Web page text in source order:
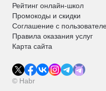
Рейтинг онлайн-школ
Промокоды и скидки
Соглашение с
Правила оказания услуг
Карта сайта
© Habr